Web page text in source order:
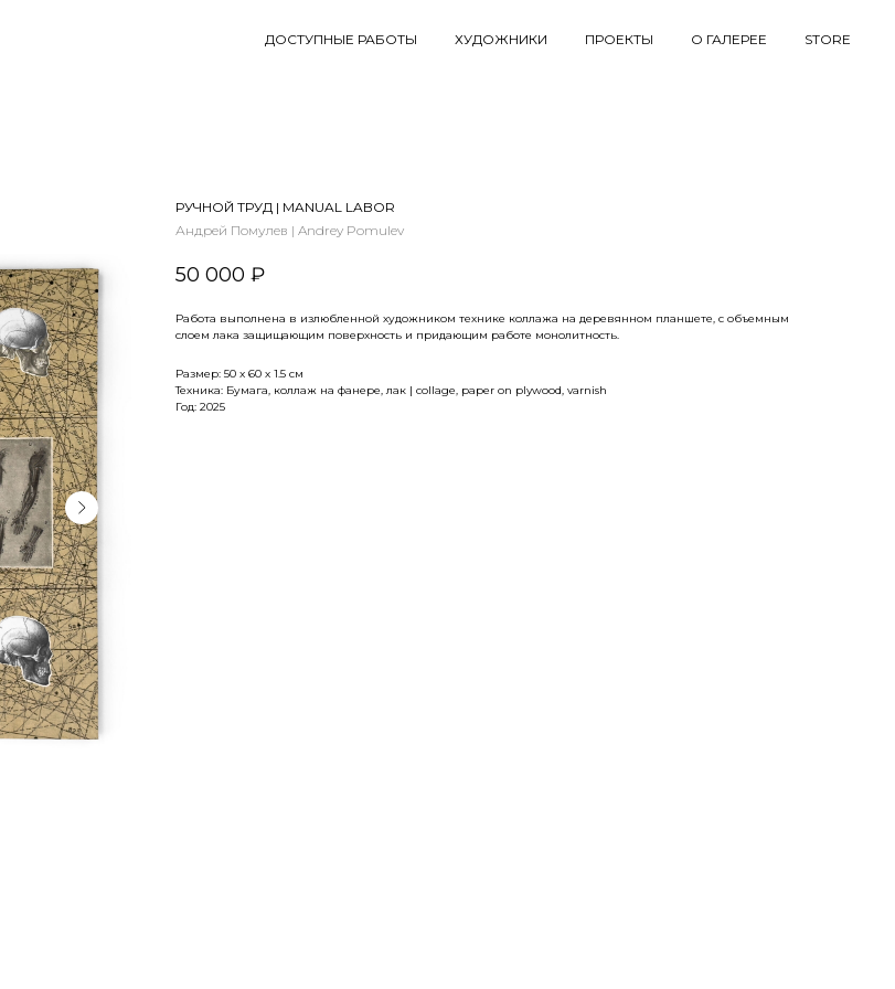
ДОСТУПНЫЕ РАБОТЫ ХУДОЖНИКИ ПРОЕКТЫ О ГАЛЕРЕЕ STORE
РУЧНОЙ ТРУД | MANUAL LABOR
Андрей Помулев | Andrey Pomulev
50 000 ₽
Работа выполнена в излюбленной художником технике коллажа на деревянном планшете, с объемным
слоем лака защищающим поверхность и придающим работе монолитность.
Размер: 50 x 60 х 1.5 см
Техника: Бумага, коллаж на фанере, лак | collage, paper on plywood, varnish
Год: 2025